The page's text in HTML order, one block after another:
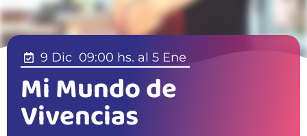
9 Dic 09:00 hs. al 5 Ene
Mi Mundo de
Vivencias